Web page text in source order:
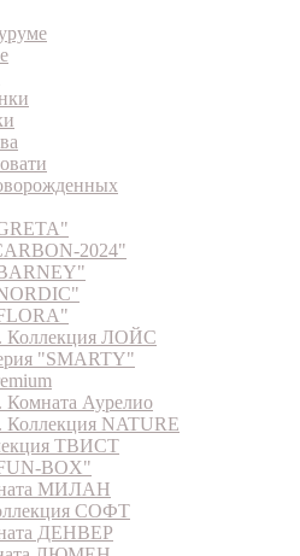
2024"
Коллекция ЛОЙС
"SMARTY"
Комната Аурелио
Коллекция NATURE
ТВИСТ
BOX"
МИЛАН
СОФТ
ДЕНВЕР